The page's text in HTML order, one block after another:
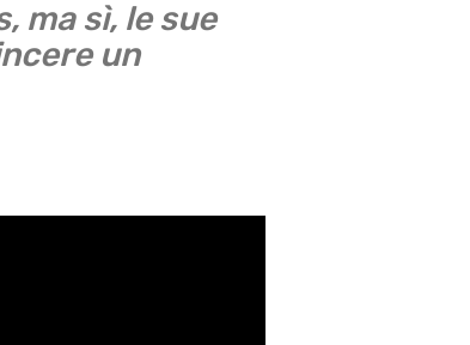
ma sì, le sue
un